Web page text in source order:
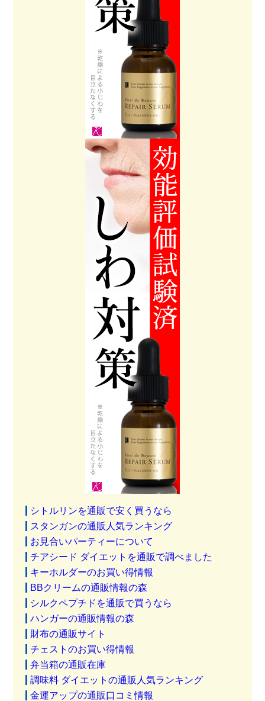
シトルリンを通販で安く買うなら
スタンガンの通販人気ランキング
お見合いパーティーについて
チアシード ダイエットを通販で調べました
キーホルダーのお買い得情報
BBクリームの通販情報の森
シルクペプチドを通販で買うなら
ハンガーの通販情報の森
財布の通販サイト
チェストのお買い得情報
弁当箱の通販在庫
調味料 ダイエットの通販人気ランキング
金運アップの通販口コミ情報